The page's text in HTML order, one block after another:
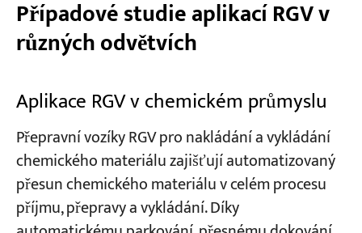
Případové studie aplikací RGV v
různých odvětvích
Aplikace RGV v chemickém průmyslu
Přepravní vozíky RGV pro nakládání a vykládání
chemického materiálu zajišťují automatizovaný
přesun chemického materiálu v celém procesu
příjmu, přepravy a vykládání. Díky